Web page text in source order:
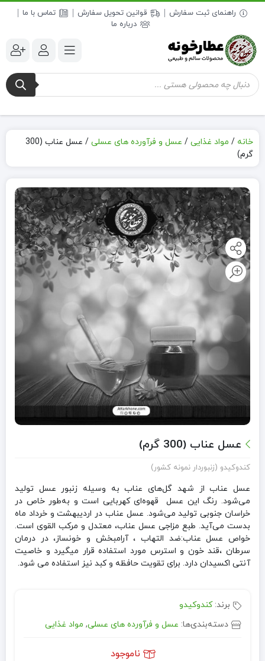
راهنمای ثبت سفارش قوانین تحویل سفارش
تماس با ما
درباره ما
جستجوی
محصولات
خانه / مواد غذایی / عسل و فرآورده های عسلی /
عسل عناب (300
گرم)
عسل عناب (300 گرم)
کندوکیدو (زنبوردار نمونه کشور)
عسل عناب از شهد گل‌های عناب به وسیله زنبور عسل تولید
می‌شود. رنگ این عسل قهوه‌ای کهربایی است و به‌طور خاص در
خراسان جنوبی تولید می‌شود. عسل عناب در اردیبهشت و خرداد ماه
بدست می‌آید. طبع مزاجی عسل عناب، معتدل و مرکب القوی است.
خواص عسل عناب:ضد التهاب ، آرامبخش و خونساز، در درمان
سرطان ،قند خون و استرس مورد استفاده قرار میگیرد و خاصیت
آنتی اکسیدان دارد. برای تقویت حافظه و کبد نیز استفاده می شود.
برند:کندوکیدو
دسته‌بندی‌ها: عسل و فرآورده های عسلی, مواد غذایی
ناموجود